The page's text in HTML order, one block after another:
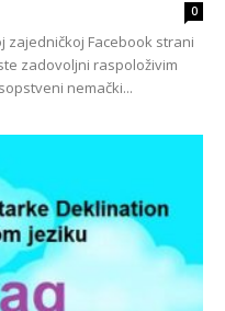
0
zajedničkoj Facebook strani
zadovoljni raspoloživim
nemački...